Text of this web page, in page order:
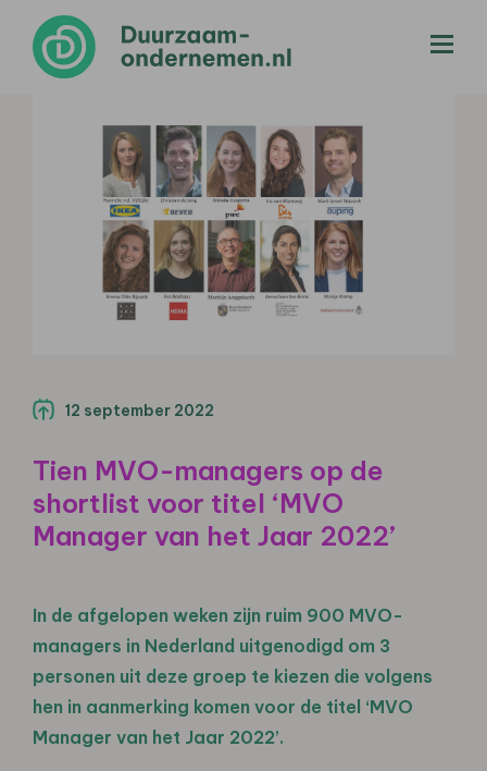
12 september 2022
Tien MVO-managers op de
shortlist voor titel ‘MVO
Manager van het Jaar 2022’
In de afgelopen weken zijn ruim 900 MVO-
managers in Nederland uitgenodigd om 3
personen uit deze groep te kiezen die volgens
hen in aanmerking komen voor de titel ‘MVO
Manager van het Jaar 2022’.